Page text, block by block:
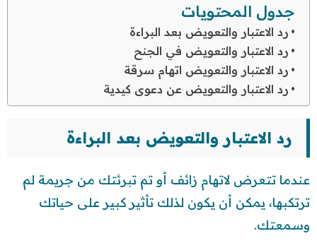
جدول المحتويات
رد الاعتبار والتعويض بعد البراءة
رد الاعتبار والتعويض في الجنح
رد الاعتبار والتعويض اتهام سرقة
رد الاعتبار والتعويض عن دعوى كيدية
رد الاعتبار والتعويض بعد البراءة
عندما تتعرض لاتهام زائف أو تم تبرئتك من جريمة لم
ترتكبها، يمكن أن يكون لذلك تأثير كبير على حياتك
وسمعتك.